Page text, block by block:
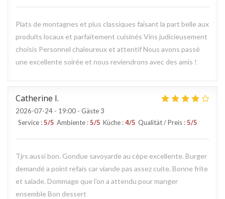
Plats de montagnes et plus classiques faisant la part belle aux
produits locaux et parfaitement cuisinés Vins judicieusement
choisis Personnel chaleureux et attentif Nous avons passé
une excellente soirée et nous reviendrons avec des amis !
Catherine I
2026-07-24 - 19:00 - Gäste 3
Service :5/5 Ambiente :5/5 Küche :4/5 Qualität / Preis :5/5
Tjrs aussi bon. Gondue savoyarde au cèpe excellente. Burger
demandé a point refais car viande pas assez cuite. Bonne frite
et salade. Dommage que l'on a attendu pour manger
ensemble Bon dessert